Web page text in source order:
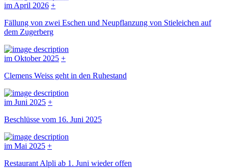
im April 2026 +
Fällung von zwei Eschen und Neupflanzung von Stieleichen auf
dem Zugerberg
im Oktober 2025 +
Clemens Weiss geht in den Ruhestand
im Juni 2025 +
Beschlüsse vom 16. Juni 2025
im Mai 2025 +
Restaurant Alpli ab 1. Juni wieder offen